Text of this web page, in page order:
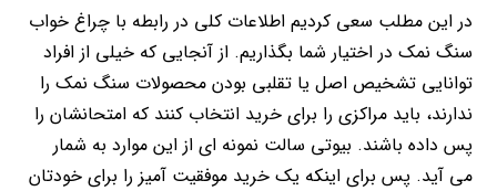
در این مطلب سعی کردیم اطلاعات کلی در رابطه با چراغ خواب
سنگ نمک در اختیار شما بگذاریم. از آنجایی که خیلی از افراد
توانایی تشخیص اصل یا تقلبی بودن محصولات سنگ نمک را
ندارند، باید مراکزی را برای خرید انتخاب کنند که امتحانشان را
پس داده باشند. بیوتی سالت نمونه ای از این موارد به شمار
می آید. پس برای اینکه یک خرید موفقیت آمیز را برای خودتان